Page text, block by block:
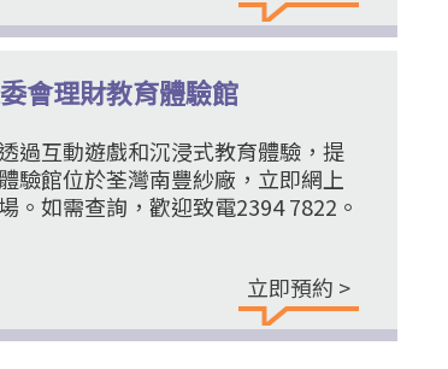
會理財教育體驗館
過互動遊戲和沉浸式教育體驗，提
驗館位於荃灣南豐紗廠，立即網上
。如需查詢，歡迎致電2394 7822。
立即預約 >